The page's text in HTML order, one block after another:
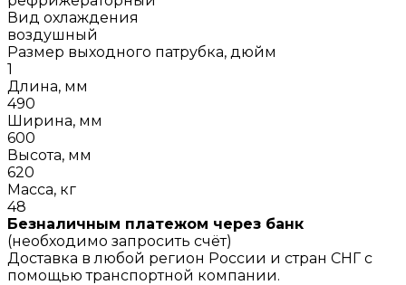
Вид охлаждения
воздушный
Размер выходного патрубка, дюйм
1
Длина, мм
490
Ширина, мм
600
Высота, мм
620
Масса, кг
48
Безналичным платежом через банк
(необходимо запросить счёт)
Доставка в любой регион России и стран СНГ с
помощью транспортной компании.